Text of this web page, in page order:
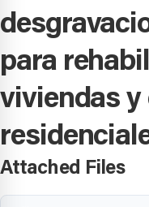
para
viviendas
Attached Files